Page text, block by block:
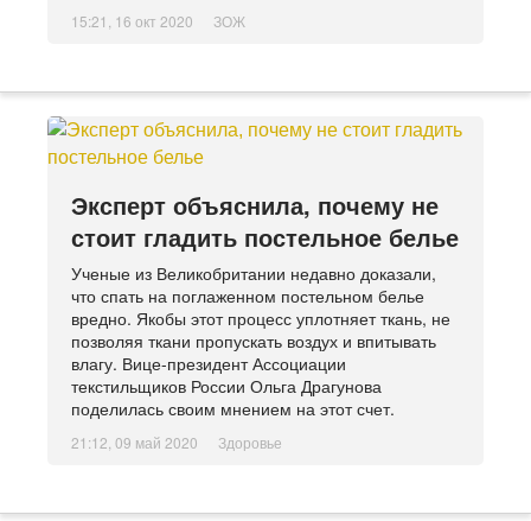
15:21, 16 окт 2020 ЗОЖ
Эксперт объяснила, почему не
стоит гладить постельное белье
Ученые из Великобритании недавно доказали,
что спать на поглаженном постельном белье
вредно. Якобы этот процесс уплотняет ткань, не
позволяя ткани пропускать воздух и впитывать
влагу. Вице-президент Ассоциации
текстильщиков России Ольга Драгунова
поделилась своим мнением на этот счет.
21:12, 09 май 2020 Здоровье